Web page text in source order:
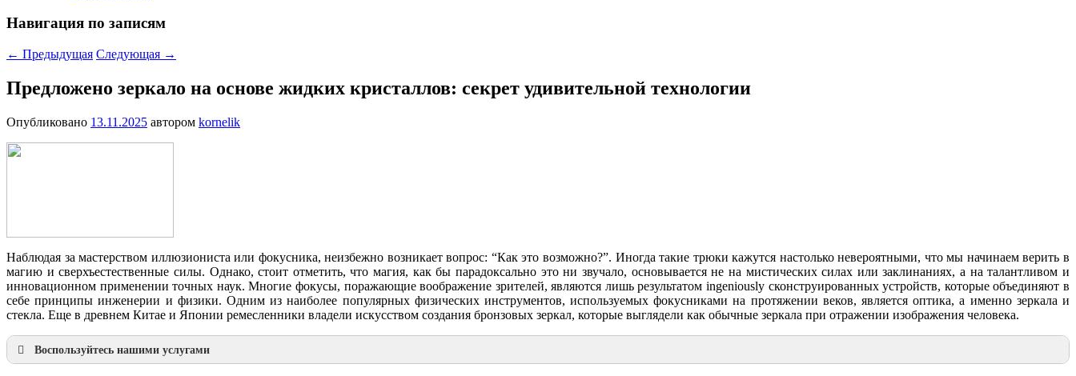
Навигация по записям
← Предыдущая Следующая →
Предложено зеркало на основе жидких кристаллов: секрет удивительной технологии
Опубликовано 13.11.2025 автором kornelik
Наблюдая за мастерством иллюзиониста или фокусника, неизбежно возникает вопрос: “Как это возможно?”. Иногда такие трюки кажутся настолько невероятными, что мы начинаем верить в
магию и сверхъестественные силы. Однако, стоит отметить, что магия, как бы парадоксально это ни звучало, основывается не на мистических силах или заклинаниях, а на талантливом и
инновационном применении точных наук. Многие фокусы, поражающие воображение зрителей, являются лишь результатом ingeniously сконструированных устройств, которые объединяют в
себе принципы инженерии и физики. Одним из наиболее популярных физических инструментов, используемых фокусниками на протяжении веков, является оптика, а именно зеркала и
стекла. Еще в древнем Китае и Японии ремесленники владели искусством создания бронзовых зеркал, которые выглядели как обычные зеркала при отражении изображения человека.
Воспользуйтесь нашими услугами